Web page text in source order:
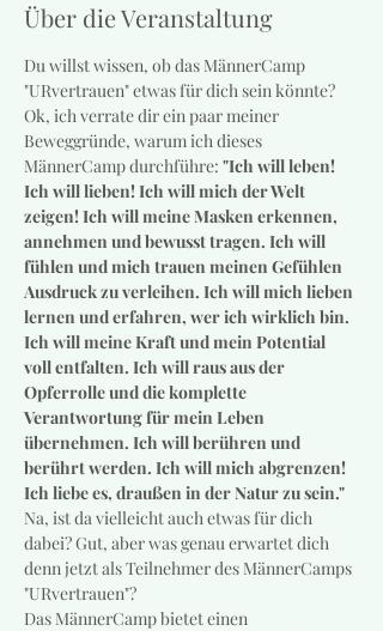
Über die Veranstaltung
Du willst wissen, ob das MännerCamp
"URvertrauen" etwas für dich sein könnte?
Ok, ich verrate dir ein paar meiner
Beweggründe, warum ich dieses
MännerCamp durchführe: "Ich will leben!
Ich will lieben! Ich will mich der Welt
zeigen! Ich will meine Masken erkennen,
annehmen und bewusst tragen. Ich will
fühlen und mich trauen meinen Gefühlen
Ausdruck zu verleihen. Ich will mich lieben
lernen und erfahren, wer ich wirklich bin.
Ich will meine Kraft und mein Potential
voll entfalten. Ich will raus aus der
Opferrolle und die komplette
Verantwortung für mein Leben
übernehmen. Ich will berühren und
berührt werden. Ich will mich abgrenzen!
Ich liebe es, draußen in der Natur zu sein."
Na, ist da vielleicht auch etwas für dich
dabei? Gut, aber was genau erwartet dich
denn jetzt als Teilnehmer des MännerCamps
"URvertrauen"?
Das MännerCamp bietet einen